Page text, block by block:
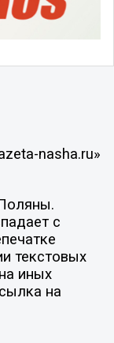
nasha.ru»
с
текстовых
иных
на